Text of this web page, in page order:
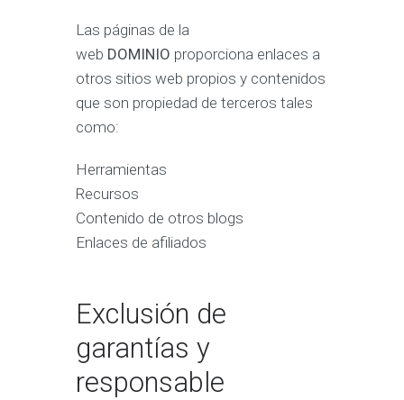
Las páginas de la
web DOMINIO proporciona enlaces a
otros sitios web propios y contenidos
que son propiedad de terceros tales
como:
Herramientas
Recursos
Contenido de otros blogs
Enlaces de afiliados
Exclusión de
garantías y
responsable